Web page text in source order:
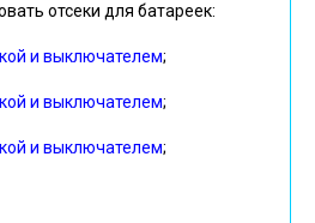
отсеки для батареек:
и выключателем;
и выключателем;
и выключателем;